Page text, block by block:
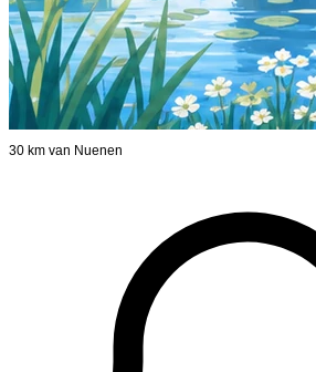
30 km van Nuenen